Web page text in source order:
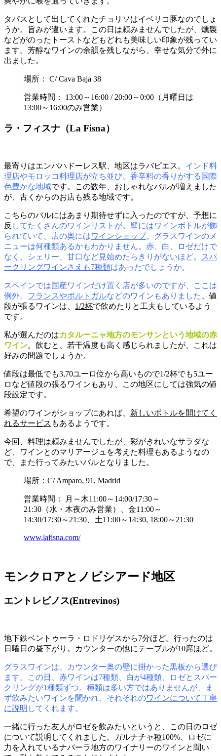
タパスとして出してくれたチョリソはイベリコ豚なのでしょ
うか。旨みが違います。この日は頼みませんでしたが、燻製
などがのったトーストなどもどれも美味しい印象が残ってい
ます。芳醇なワインの余韻を残しながら、幸せな気分で外に
出ました。
場所： C/ Cava Baja 38
営業時間： 13:00～16:00 / 20:00～0:00（月曜日は
13:00～16:00のみ営業）
ラ・フィスナ（La Fisna）
最寄りはエンバハドーレス駅、地区はラバピエス。 インド料
理店やモロッコ料理店が立ち並び、香辛料の香りがする国際
色豊かな地域です。この数年、おしゃれなバルが増えました
が、古くからのお店も残る地域です。
こちらのバルにはあまり期待せずに入ったのですが、予想に
反 してたくさんのワインリスト が。壁にはワインボトルが飾
られていて、店の奥にはワインショップ。グラスワインのメ
ニューは何種類あるかもわかりません。赤、白、ロゼだけで
なく、シェリー、甘口など見始めたらきりがないほど。
スパ
ークリングワインさえも7種類はあったでしょうか。
スペインでは国産ワインだけ置く店が多いのですが、ここは
例外。 フランスやポルトガルなどのワインもありました。値
段が張るワインは、 1/2杯で飲めたりと工夫もしているよう
です。
私が選んだのはカタルーニャ地方のモンサンという地域の赤
ワイン。飲むと、若干温度も高く感じられましたが、これは
好みの問題でしょうか。
値段は最低でも3,70ユーロ位から高いもので1/2杯でも5ユー
ロなど値段の張るワインもあり、この地区にしては強気の値
段設定です。
希望のワインがショップにあれば、 新しいボトルを開けてく
れるサービス もあるようです。
今回、料理は頼みませんでしたが、彩がきれいなサラダな
ど、ワインとのマリアージュを考えた料理もあるようなの
で、また行ってみたいバルとなりました。
場所：C/ Amparo, 91, Madrid
営業時間： 月～木11:00～14:00/17:30～
21:30（水・木夜のみ営業）、金11:00～
14:30/17:30～21:30、土11:00～14:30, 18:00～21:30
www.lafisna.com/
モンクロアとノビシアード地区
エントレビノス(Entrevinos)
地下鉄ベントゥーラ・ロドリゲスから7分ほど。行ったのは
日曜日の昼下がり。カウンターの他にテーブルが10席ほど。
グラスワインは、カウンター奥の壁に掛かった黒板から選び
ます。この日、赤ワインは7種類、白が4種類、ロゼとスパー
クリングが1種類ずつ。種類は多い方ではありませんが、ま
ず飲みたいワインを聞かれ、それぞれのワインについて丁寧
に説明 してくれます。
一緒に行った友人がロゼを飲みたいというと、この日のロゼ
について説明してくれました。ガルナチャ種100%、ロゼに
力を入れているナバーラ地方のワイナリーのワインと聞い